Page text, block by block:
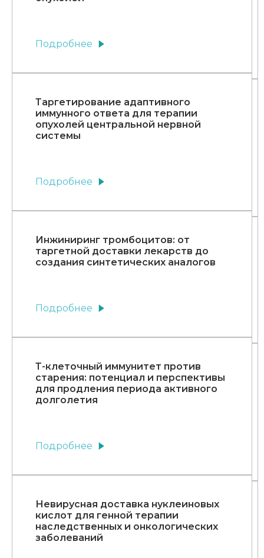
Подробнее
Таргетирование адаптивного
иммунного ответа для терапии
опухолей центральной нервной
системы
Подробнее
Инжиниринг тромбоцитов: от
таргетной доставки лекарств до
создания синтетических аналогов
Подробнее
Т-клеточный иммунитет против
старения: потенциал и перспективы
для продления периода активного
долголетия
Подробнее
Невирусная доставка нуклеиновых
кислот для генной терапии
наследственных и онкологических
заболеваний